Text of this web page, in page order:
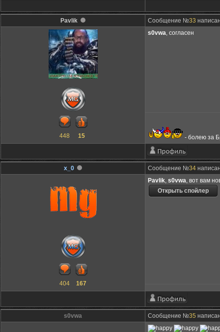
Pavlik Сообщение №33
448 15
s0vwa, согласен
- болею за
x_0 Сообщение №34
404 167
Pavlik, s0vwa, вот вам
s0vwa Сообщение №35